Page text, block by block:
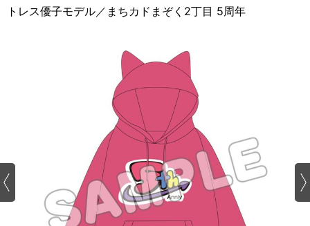
トレス優子モデル／まちカドまぞく2丁目 5周年